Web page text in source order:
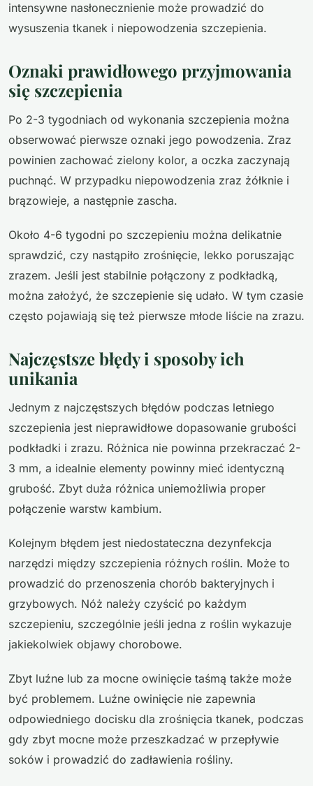
intensywne nasłonecznienie może prowadzić do
wysuszenia tkanek i niepowodzenia szczepienia.
Oznaki prawidłowego przyjmowania
się szczepienia
Po 2-3 tygodniach od wykonania szczepienia można
obserwować pierwsze oznaki jego powodzenia. Zraz
powinien zachować zielony kolor, a oczka zaczynają
puchnąć. W przypadku niepowodzenia zraz żółknie i
brązowieje, a następnie zascha.
Około 4-6 tygodni po szczepieniu można delikatnie
sprawdzić, czy nastąpiło zrośnięcie, lekko poruszając
zrazem. Jeśli jest stabilnie połączony z podkładką,
można założyć, że szczepienie się udało. W tym czasie
często pojawiają się też pierwsze młode liście na zrazu.
Najczęstsze błędy i sposoby ich
unikania
Jednym z najczęstszych błędów podczas letniego
szczepienia jest nieprawidłowe dopasowanie grubości
podkładki i zrazu. Różnica nie powinna przekraczać 2-
3 mm, a idealnie elementy powinny mieć identyczną
grubość. Zbyt duża różnica uniemożliwia proper
połączenie warstw kambium.
Kolejnym błędem jest niedostateczna dezynfekcja
narzędzi między szczepienia różnych roślin. Może to
prowadzić do przenoszenia chorób bakteryjnych i
grzybowych. Nóż należy czyścić po każdym
szczepieniu, szczególnie jeśli jedna z roślin wykazuje
jakiekolwiek objawy chorobowe.
Zbyt luźne lub za mocne owinięcie taśmą także może
być problemem. Luźne owinięcie nie zapewnia
odpowiedniego docisku dla zrośnięcia tkanek, podczas
gdy zbyt mocne może przeszkadzać w przepływie
soków i prowadzić do zadławienia rośliny.